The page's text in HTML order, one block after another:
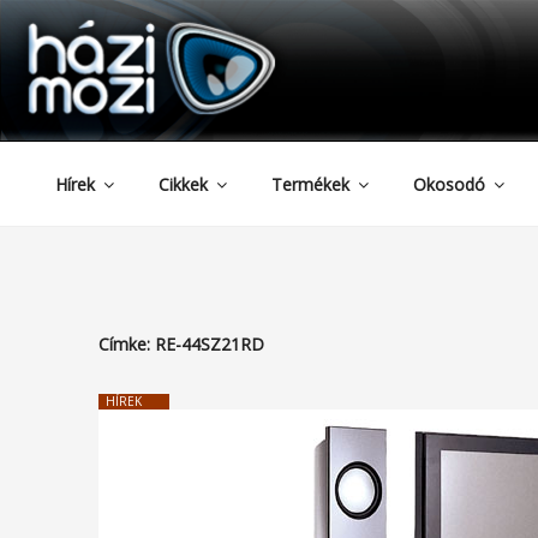
Tartalomhoz
HAZIMOZI
Hírek Cikkek Termékek Okosodó
Címke: RE-44SZ21RD
HÍREK